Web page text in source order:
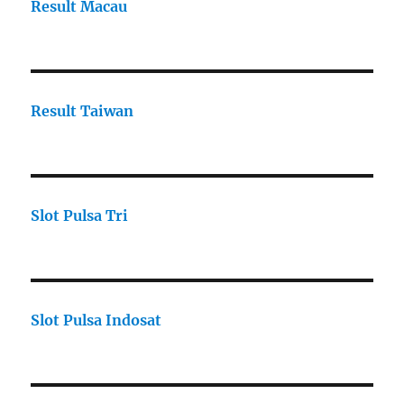
Result Macau
Result Taiwan
Slot Pulsa Tri
Slot Pulsa Indosat